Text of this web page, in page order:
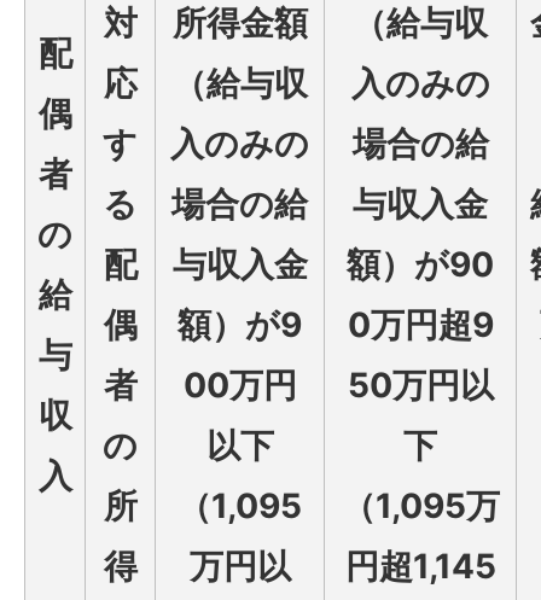
配
偶
者
の
給
与
収
入
対
応
す
る
配
偶
者
の
所
得
所得金額
（給与収
入のみの
場合の給
与収入金
額）が9
00万円
以下
（1,095
万円以
（給与収
入のみの
場合の給
与収入金
額）が90
0万円超9
50万円以
下
（1,095万
円超1,145